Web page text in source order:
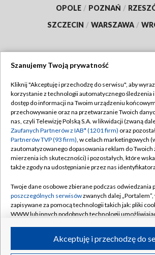
OPOLE / POZNAŃ /
SZCZECIN / WARSZAWA /
TVP
Abonament TVP
Emisja w TVP
Centrum informacji TVP
Naziemna Telewizja Cyfrowa
Rada Programowa
System NOS
Informacje o nadawcy
Program dla prasy
Regulamin TVP
Polityka prywatności
Moje zgody
Pomoc
Kontakt
Kanały
Szanujemy Twoją prywatność
Kliknij "Akceptuję i przechodzę do serwisu", aby
korzystanie z technologii automatycznego śledzenia
dostęp do informacji na Twoim urządzeniu
przechowywanie oraz na przetwarzanie Twoich
nas, czyli Telewizję Polską S.A. w likwidacji (zwaną
Zaufanych Partnerów z IAB* (1201 firm) oraz
Partnerów TVP (93 firm), w celach marketingowych
zautomatyzowanego dopasowania reklam do
mierzenia ich skuteczności) i pozostałych, które
także zgody na udostępnianie przez nas
Twoje dane osobowe zbierane podczas odwiedzania
poszczególnych serwisówzwanych dalej
zapisywane za pomocą technologii takich jak: pliki
WWW lub innych podobnych technologii
ruchu w Internecie.Akceptuję i przechodzę do